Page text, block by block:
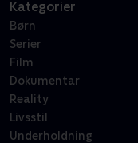
Kategorier
Børn
Serier
Film
Dokumentar
Reality
Livsstil
Underholdning